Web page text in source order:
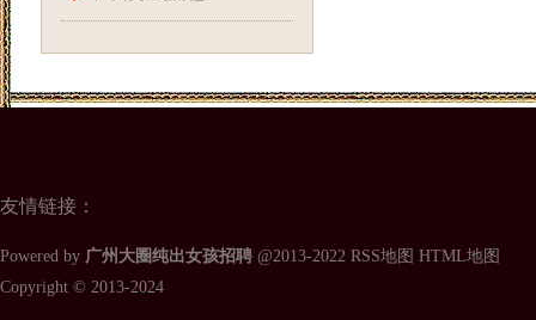
友情链接：
Powered by 广州大圈纯出女孩招聘 @2013-2022 RSS地图 HTML地图
Copyright © 2013-2024